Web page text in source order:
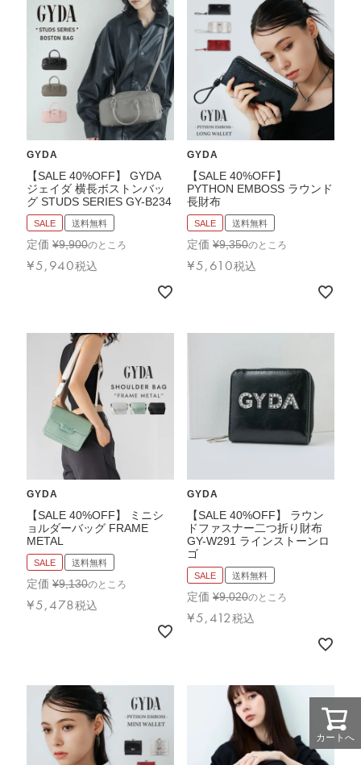
GYDA
【SALE 40%OFF】 GYDA
ジェイダ 横長ボストンバッ
グ STUDS SERIES GY-B234
SALE 送料無料
定価 ¥9,900のところ
¥5,940税込
GYDA
【SALE 40%OFF】
PYTHON EMBOSS ラウンド
長財布
SALE 送料無料
定価 ¥9,350のところ
¥5,610税込
GYDA
【SALE 40%OFF】 ミニシ
ョルダーバッグ FRAME
METAL
SALE 送料無料
定価 ¥9,130のところ
¥5,478税込
GYDA
【SALE 40%OFF】 ラウン
ドファスナー二つ折り財布
GY-W291 ラインストーンロ
ゴ
SALE 送料無料
定価 ¥9,020のところ
¥5,412税込
カートへ